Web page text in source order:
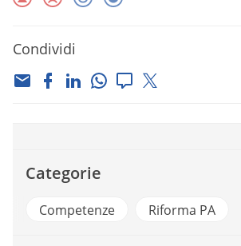
Condividi
Categorie
Competenze Riforma PA